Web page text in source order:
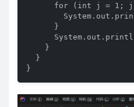
for (int j = 1;
      }
    }
  }
}